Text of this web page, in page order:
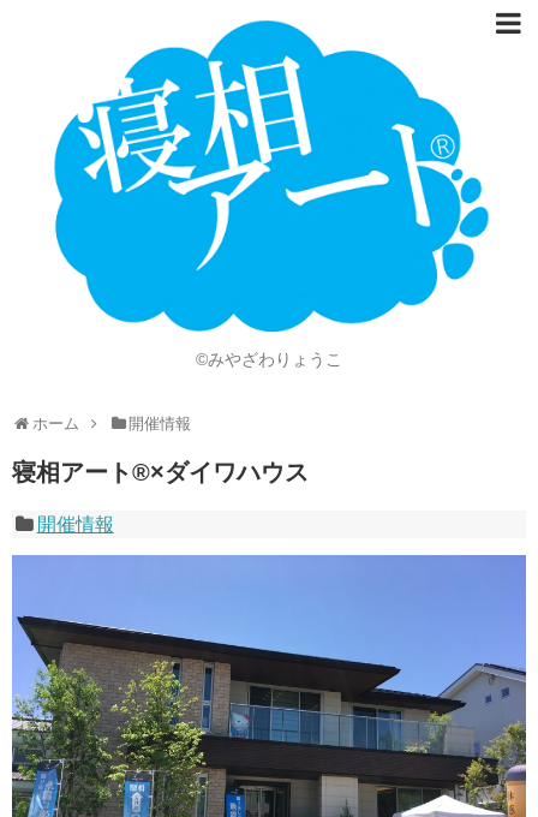
©みやざわりょうこ
ホーム 開催情報
寝相アート®︎×ダイワハウス
開催情報
Language
開催情報
動画
ニュース
知的財産権